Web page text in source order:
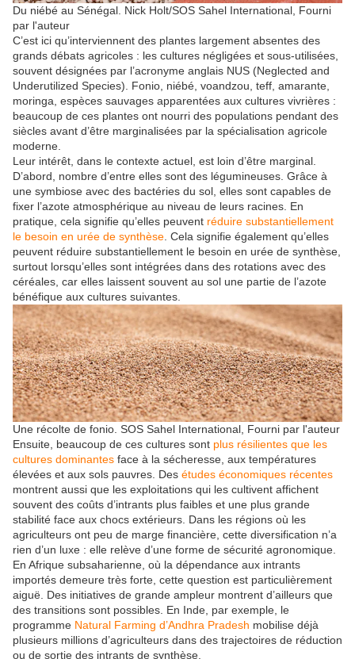
Du niébé au Sénégal. Nick Holt/SOS Sahel International, Fourni
par l'auteur
C’est ici qu’interviennent des plantes largement absentes des
grands débats agricoles : les cultures négligées et sous-utilisées,
souvent désignées par l’acronyme anglais NUS (Neglected and
Underutilized Species). Fonio, niébé, voandzou, teff, amarante,
moringa, espèces sauvages apparentées aux cultures vivrières :
beaucoup de ces plantes ont nourri des populations pendant des
siècles avant d’être marginalisées par la spécialisation agricole
moderne.
Leur intérêt, dans le contexte actuel, est loin d’être marginal.
D’abord, nombre d’entre elles sont des légumineuses. Grâce à
une symbiose avec des bactéries du sol, elles sont capables de
fixer l’azote atmosphérique au niveau de leurs racines. En
pratique, cela signifie qu’elles peuvent réduire substantiellement
le besoin en urée de synthèse. Cela signifie également qu’elles
peuvent réduire substantiellement le besoin en urée de synthèse,
surtout lorsqu’elles sont intégrées dans des rotations avec des
céréales, car elles laissent souvent au sol une partie de l’azote
bénéfique aux cultures suivantes.
Une récolte de fonio. SOS Sahel International Fourni par l'auteur
Ensuite, beaucoup de ces cultures sont plus résilientes que les
cultures dominantes face à la sécheresse, aux températures
élevées et aux sols pauvres. Des études économiques récentes
montrent aussi que les exploitations qui les cultivent affichent
souvent des coûts d’intrants plus faibles et une plus grande
stabilité face aux chocs extérieurs. Dans les régions où les
agriculteurs ont peu de marge financière, cette diversification n’a
rien d’un luxe : elle relève d’une forme de sécurité agronomique.
En Afrique subsaharienne, où la dépendance aux intrants
importés demeure très forte, cette question est particulièrement
aiguë. Des initiatives de grande ampleur montrent d’ailleurs que
des transitions sont possibles. En Inde, par exemple, le
programme Natural Farming d’Andhra Pradesh mobilise déjà
plusieurs millions d’agriculteurs dans des trajectoires de réduction
ou de sortie des intrants de synthèse.